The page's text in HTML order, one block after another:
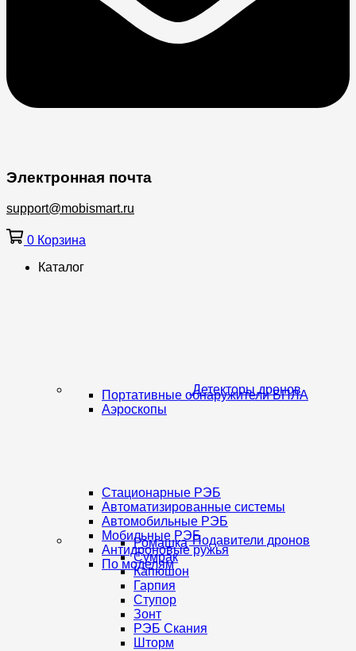
Электронная почта
support@mobismart.ru
0 Корзина
Каталог
Детекторы дронов
Портативные обнаружители БПЛА
Аэроскопы
Подавители дронов
Стационарные РЭБ
Автоматизированные системы
Автомобильные РЭБ
Мобильные РЭБ
Антидроновые ружья
По моделям
Ромашка
Сумрак
Капюшон
Гарпия
Ступор
Зонт
РЭБ Скания
Шторм